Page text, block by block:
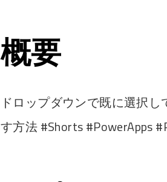
概要
ドロップダウンで既に選択
す方法 #Shorts #PowerApps